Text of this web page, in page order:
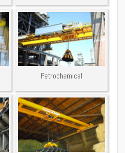
Petrochemical